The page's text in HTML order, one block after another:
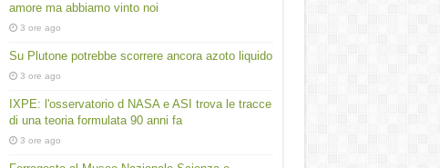
amore ma abbiamo vinto noi
3 ore ago
Su Plutone potrebbe scorrere ancora azoto liquido
3 ore ago
IXPE: l'osservatorio d NASA e ASI trova le tracce
di una teoria formulata 90 anni fa
3 ore ago